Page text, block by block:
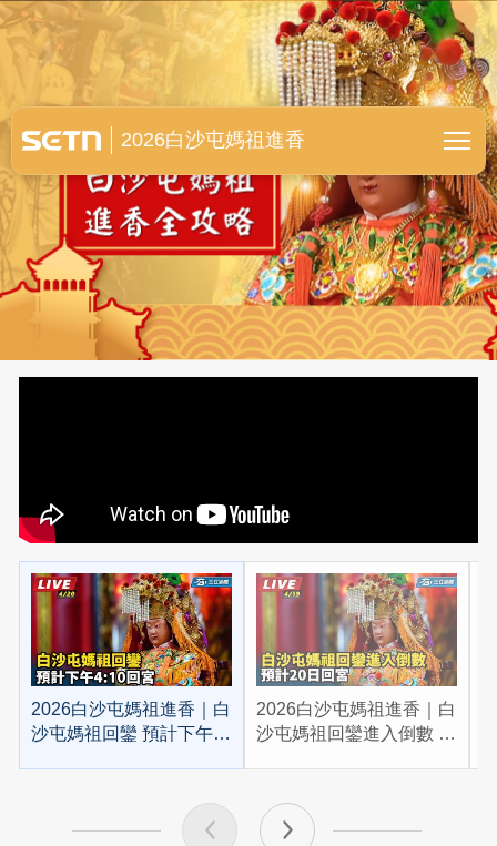
白沙屯媽祖進香全紀錄
2026白沙屯媽祖進香
2026白沙屯媽祖進香｜白
沙屯媽祖回鑾 預計下午
2026白沙屯媽祖進香｜白
沙屯媽祖回鑾進入倒數 預